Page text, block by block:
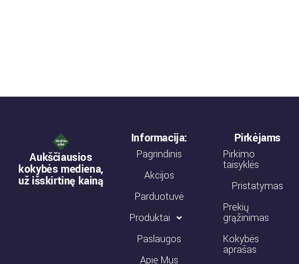
Aukščiausios
kokybės mediena,
už išskirtinę kainą
Informacija:
Pagrindinis
Akcijos
Parduotuvė
Produktai
Paslaugos
Apie Mus
Pirkėjams
Pirkimo
taisyklės
Pristatymas
Prekių
grąžinimas
Kokybės
aprašas